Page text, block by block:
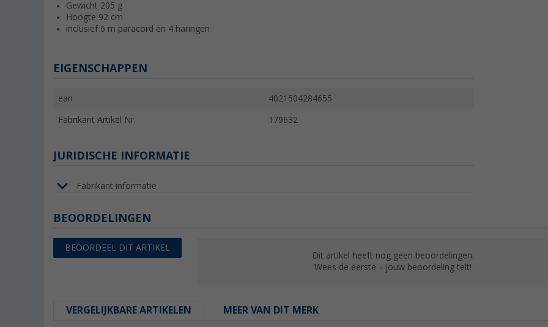
Gewicht 205 g
Hoogte 92 cm
inclusief 6 m paracord en 4 haringen
EIGENSCHAPPEN
ean 4021504284655
Fabrikant Artikel Nr. 179632
JURIDISCHE INFORMATIE
Fabrikant informatie
BEOORDELINGEN
BEOORDEEL DIT ARTIKEL
Dit artikel heeft nog geen beoordelingen.
Wees de eerste – jouw beoordeling telt!
VERGELIJKBARE ARTIKELEN MEER VAN DIT MERK